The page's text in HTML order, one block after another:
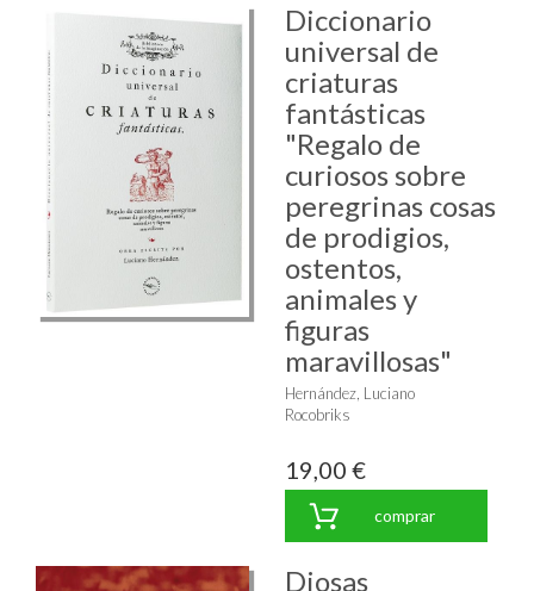
Diccionario
universal de
criaturas
fantásticas
"Regalo de
curiosos sobre
peregrinas cosas
de prodigios,
ostentos,
animales y
figuras
maravillosas"
Hernández, Luciano
Rocobriks
19,00 €
comprar
Diosas